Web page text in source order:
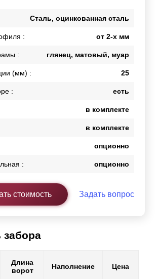
Сталь, оцинкованная сталь
: от 2-х мм
: глянец, матовый, муар
(мм) : 25
: есть
в комплекте
в комплекте
опционно
: опционно
стоимость Задать вопрос
забора
Длина
ворот
Наполнение Цена